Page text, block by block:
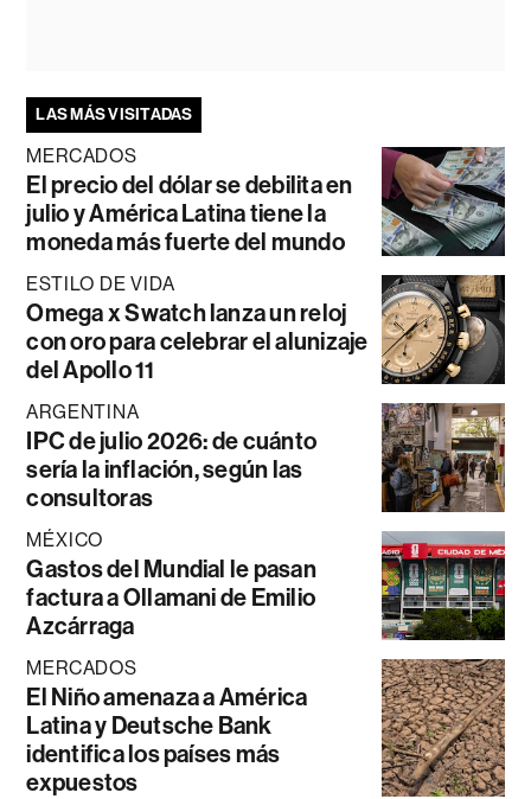
LAS MÁS VISITADAS
MERCADOS
El precio del dólar se debilita en
julio y América Latina tiene la
moneda más fuerte del mundo
ESTILO DE VIDA
Omega x Swatch lanza un reloj
con oro para celebrar el alunizaje
del Apollo 11
ARGENTINA
IPC de julio 2026: de cuánto
sería la inflación, según las
consultoras
MÉXICO
Gastos del Mundial le pasan
factura a Ollamani de Emilio
Azcárraga
MERCADOS
El Niño amenaza a América
Latina y Deutsche Bank
identifica los países más
expuestos